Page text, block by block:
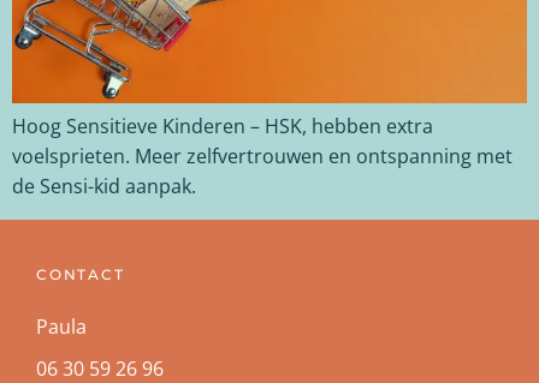
Hoog Sensitieve Kinderen – HSK, hebben extra
voelsprieten. Meer zelfvertrouwen en ontspanning met
de Sensi-kid aanpak.
CONTACT
Paula
06 30 59 26 96